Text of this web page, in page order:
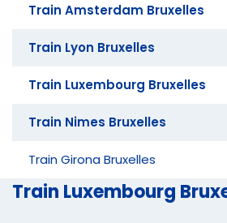
Train Amsterdam Bruxelles
Train Lyon Bruxelles
Train Luxembourg Bruxelles
Train Nimes Bruxelles
Train Girona Bruxelles
Train Luxembourg